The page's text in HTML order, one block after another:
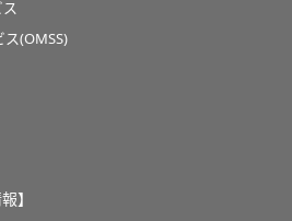
(OMSS)
】